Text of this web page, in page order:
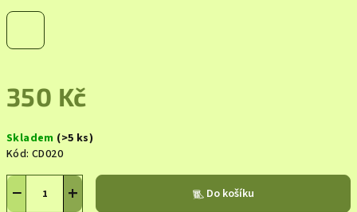
350 Kč
cena:
Skladem (>5 ks)
Kód: CD020
+
− Do košíku